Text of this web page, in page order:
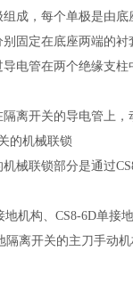
成，每个单极是由底
固定在底座两端的
电管在两个绝缘支柱
离开关的导电管上
的机械联锁
械联锁部分是通过
地机构、CS8-6D单接
离开关的主刀手动机